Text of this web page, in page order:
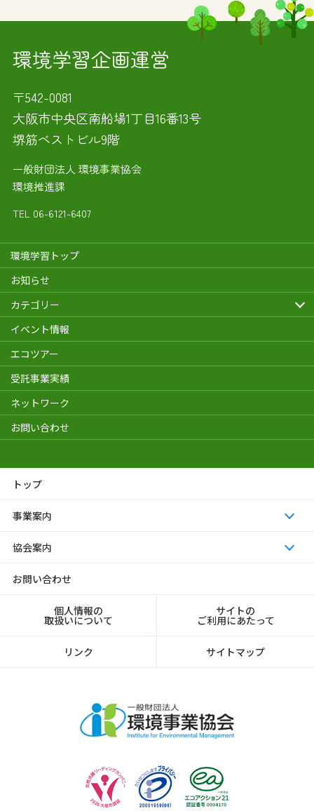
環境学習企画運営
〒542-0081
大阪市中央区南船場1丁目16番13号
堺筋ベストビル9階
一般財団法人 環境事業協会
環境推進課
TEL 06-6121-6407
環境学習トップ
お知らせ
カテゴリー
イベント情報
エコツアー
受託事業実績
ネットワーク
お問い合わせ
トップ
事業案内
協会案内
お問い合わせ
個人情報の
取扱いについて
サイトの
ご利用にあたって
リンク サイトマップ